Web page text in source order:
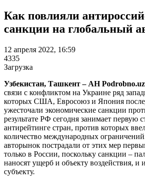
Как повлияли
санкции на глобальный
12 апреля 2022, 16:59
4335
Загрузка
Узбекистан, Ташкент – АН
связи с конфликтом на Украине ряд
которых США, Евросоюз и Япония
ужесточали экономические санкции
результате РФ сегодня занимает первую
антирейтинге стран, против которых
количество международных
авторынок пострадали от этих мер
только в России, поскольку санкции –
наносят ущерб и объекту воздействия,
субъекту.